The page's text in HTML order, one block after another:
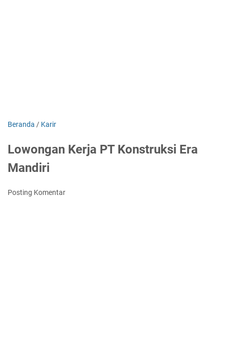
Beranda / Karir
Lowongan Kerja PT Konstruksi Era
Mandiri
Posting Komentar